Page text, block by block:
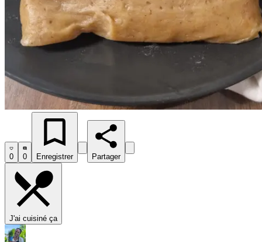
0 0 Enregistrer Partager
J'ai cuisiné ça